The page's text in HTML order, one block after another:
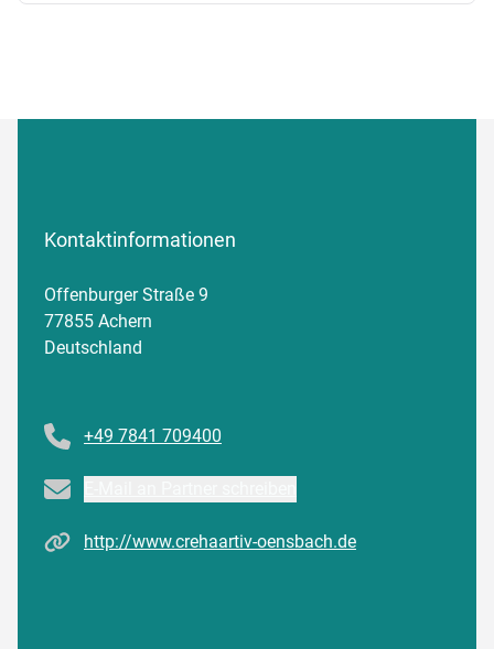
Kontaktinformationen
Offenburger Straße 9
77855 Achern
Deutschland
+49 7841 709400
Email
Homepagehttp://www.crehaartiv-oensbach.de